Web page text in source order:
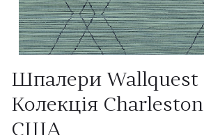
Шпалери Wallquest
Колекція Charleston
США